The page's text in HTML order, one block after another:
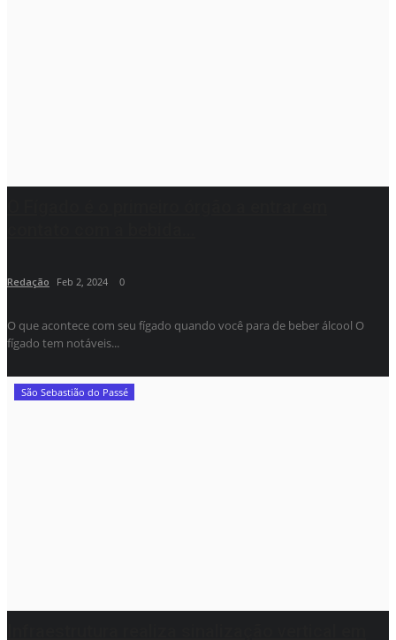
Redação Feb 2, 2024 0
O que acontece com seu fígado quando você para de beber álcool O
fígado tem notáveis...
São Sebastião do Passé